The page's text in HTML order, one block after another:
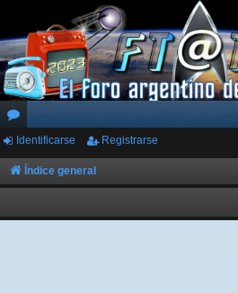
or
os
Identificarse Registrarse
Índice general